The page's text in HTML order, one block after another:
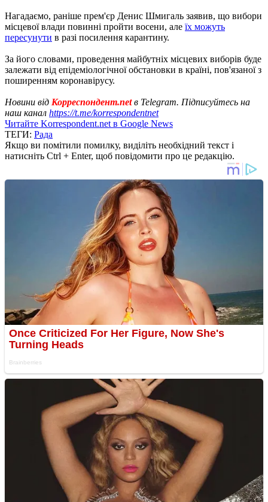
Нагадаємо, раніше прем'єр Денис Шмигаль заявив, що вибори
місцевої влади повинні пройти восени, але їх можуть
пересунути в разі посилення карантину.
За його словами, проведення майбутніх місцевих виборів буде
залежати від епідеміологічної обстановки в країні, пов'язаної з
поширенням коронавірусу.
Новини від Корреспондент.netв Telegram. Підписуйтесь на
наш канал https://t.me/korrespondentnet
Читайте Korrespondent.net в Google News
ТЕГИ: Рада
Якщо ви помітили помилку, виділіть необхідний текст і
натисніть Ctrl + Enter, щоб повідомити про це редакцію.